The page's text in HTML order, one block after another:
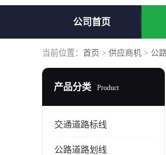
公司首页
当前位置： 首页 > 供应商机 > 公
产品分类 Product
交通道路标线
公路道路划线